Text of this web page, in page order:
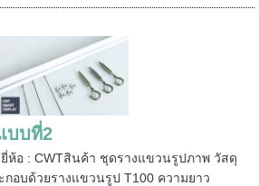
บบที่2
ยี่ห้อ : CWTสินค้า ชุดรางแขวนรูปภาพ วัสดุ
อบด้วยรางแขวนรูป T100 ความยาว